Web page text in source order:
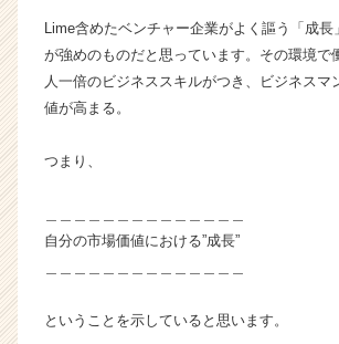
就
活
サ
リ
Lime含めたベンチャー企業がよく謳う「成
が強めのものだと思っています。その環境で
人一倍のビジネススキルがつき、ビジネスマ
値が高まる。
つまり、
自分の市場価値における”成長”
ということを示していると思います。